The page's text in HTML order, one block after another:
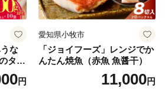
な
タレ
円
愛知県小牧市
「ジョイフーズ」レンジでか
んたん焼魚（赤魚 魚醤干）
11,000円